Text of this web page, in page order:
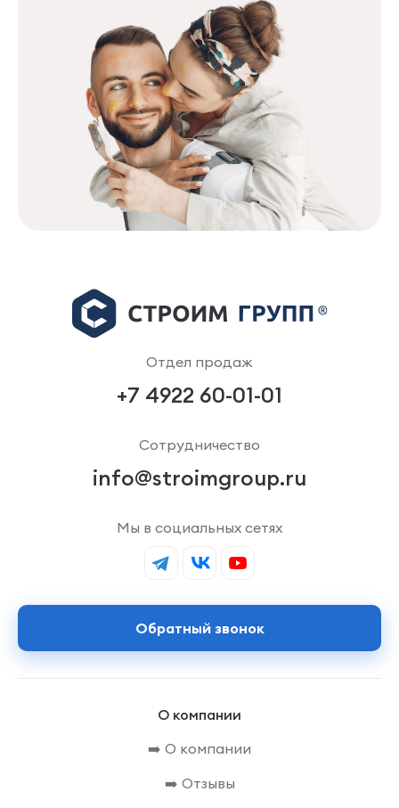
О компании
➡️ О компании
➡️ Отзывы
Отдел продаж
+7 4922 60-01-01
Сотрудничество
info@stroimgroup.ru
Мы в социальных сетях
Обратный звонок